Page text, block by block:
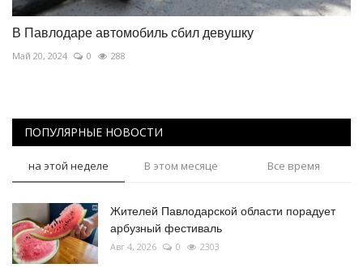
В Павлодаре автомобиль сбил девушку
Май 20, 2024 0 288
ПОПУЛЯРНЫЕ НОВОСТИ
на этой неделе В этом месяце Все время
Жителей Павлодарской области порадует
арбузный фестиваль
Авг 4, 2026 0 2303